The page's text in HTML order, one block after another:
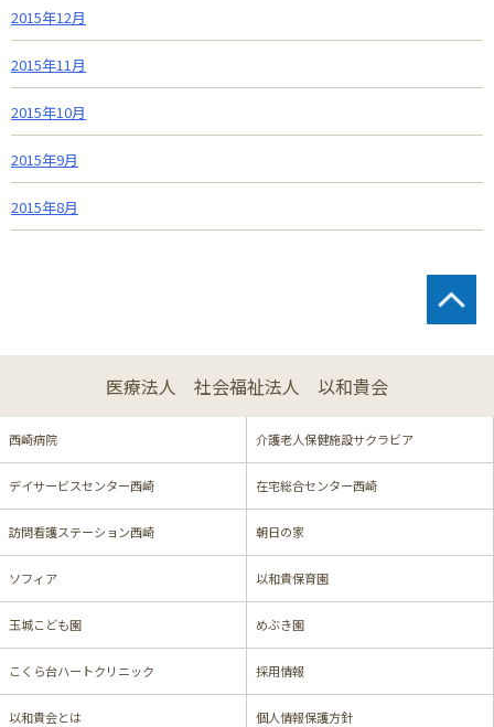
2015年12月
2015年11月
2015年10月
2015年9月
2015年8月
医療法人 社会福祉法人 以和貴会
西崎病院 介護老人保健施設サクラビア
デイサービスセンター西崎 在宅総合センター西崎
訪問看護ステーション西崎 朝日の家
ソフィア 以和貴保育園
玉城こども園 めぶき園
こくら台ハートクリニック 採用情報
以和貴会とは 個人情報保護方針